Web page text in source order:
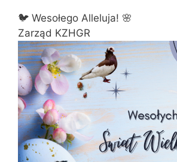
🐦 Wesołego Alleluja! 🌸
Zarząd KZHGR